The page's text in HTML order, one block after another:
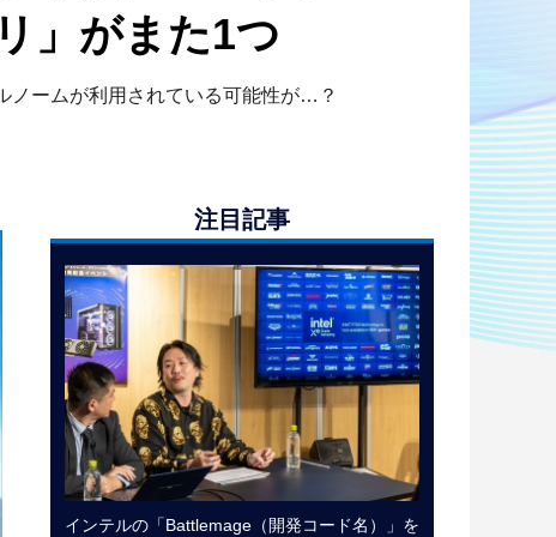
」がまた1つ
ノームが利用されている可能性が…？
注目記事
インテルの「Battlemage（開発コード名）」を